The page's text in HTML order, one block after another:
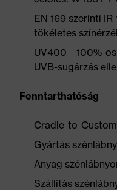
EN 169 szerinti
tökéletes
UV400 – 100%-
UVB-sugárzás
Fenntarthatóság
Cradle-to-
Gyártás
Anyag
Szállítás